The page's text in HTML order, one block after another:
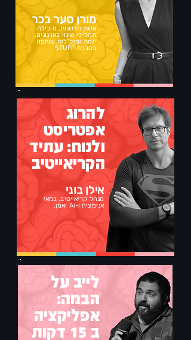
מורן סער בכר
אשת חדשנות, מובילה
תהליכי שינוי בארגונים,
יזמת ומנכ"לית שותפה
בחברת STUFF
להרוג
אפטריסט
ולנוח: עתיד
הקריאייטיב
אילן בוני
מנהל קריאייטיב, במאי
אנימציה ו-Ai ואמן.
לייב על
הבמה:
אפליקציה
ב 15 דקות